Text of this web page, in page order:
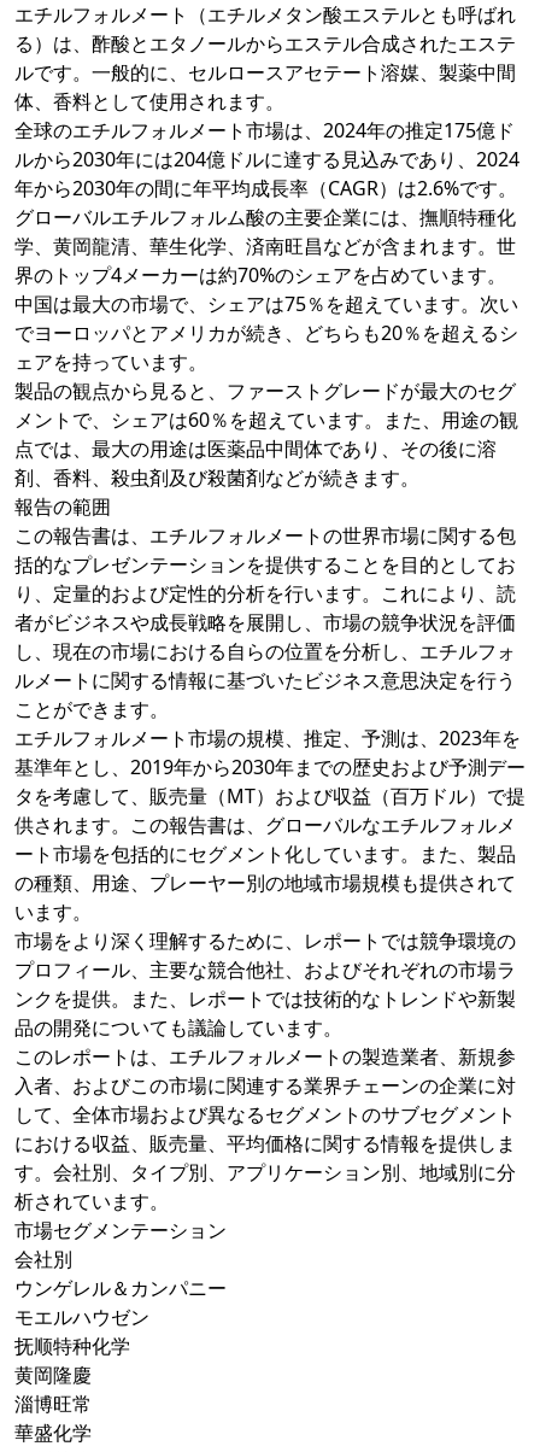
エチルフォルメート（エチルメタン酸エステルとも呼ばれ
る）は、酢酸とエタノールからエステル合成されたエステ
ルです。一般的に、セルロースアセテート溶媒、製薬中間
体、香料として使用されます。
全球のエチルフォルメート市場は、2024年の推定175億ド
ルから2030年には204億ドルに達する見込みであり、2024
年から2030年の間に年平均成長率（CAGR）は2.6%です。
グローバルエチルフォルム酸の主要企業には、撫順特種化
学、黄岡龍清、華生化学、済南旺昌などが含まれます。世
界のトップ4メーカーは約70%のシェアを占めています。
中国は最大の市場で、シェアは75％を超えています。次い
でヨーロッパとアメリカが続き、どちらも20％を超えるシ
ェアを持っています。
製品の観点から見ると、ファーストグレードが最大のセグ
メントで、シェアは60％を超えています。また、用途の観
点では、最大の用途は医薬品中間体であり、その後に溶
剤、香料、殺虫剤及び殺菌剤などが続きます。
報告の範囲
この報告書は、エチルフォルメートの世界市場に関する包
括的なプレゼンテーションを提供することを目的としてお
り、定量的および定性的分析を行います。これにより、読
者がビジネスや成長戦略を展開し、市場の競争状況を評価
し、現在の市場における自らの位置を分析し、エチルフォ
ルメートに関する情報に基づいたビジネス意思決定を行う
ことができます。
エチルフォルメート市場の規模、推定、予測は、2023年を
基準年とし、2019年から2030年までの歴史および予測デー
タを考慮して、販売量（MT）および収益（百万ドル）で提
供されます。この報告書は、グローバルなエチルフォルメ
ート市場を包括的にセグメント化しています。また、製品
の種類、用途、プレーヤー別の地域市場規模も提供されて
います。
市場をより深く理解するために、レポートでは競争環境の
プロフィール、主要な競合他社、およびそれぞれの市場ラ
ンクを提供。また、レポートでは技術的なトレンドや新製
品の開発についても議論しています。
このレポートは、エチルフォルメートの製造業者、新規参
入者、およびこの市場に関連する業界チェーンの企業に対
して、全体市場および異なるセグメントのサブセグメント
における収益、販売量、平均価格に関する情報を提供しま
す。会社別、タイプ別、アプリケーション別、地域別に分
析されています。
市場セグメンテーション
会社別
ウンゲレル＆カンパニー
モエルハウゼン
抚顺特种化学
黄岡隆慶
淄博旺常
華盛化学